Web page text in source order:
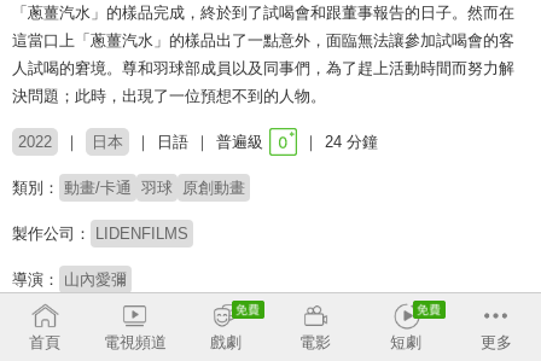
「蔥薑汽水」的樣品完成，終於到了試喝會和跟董事報告的日子。然而在
這當口上「蔥薑汽水」的樣品出了一點意外，面臨無法讓參加試喝會的客
人試喝的窘境。尊和羽球部成員以及同事們，為了趕上活動時間而努力解
決問題；此時，出現了一位預想不到的人物。
2022 日本 日語 普遍級 24 分鐘
類別： 動畫/卡通 羽球 原創動畫
製作公司： LIDENFILMS
導演： 山內愛彌
配音： 榎木淳彌 三木真一郎 石川界人
逢坂良太
首頁
電視頻道 戲劇 電影 短劇 更多